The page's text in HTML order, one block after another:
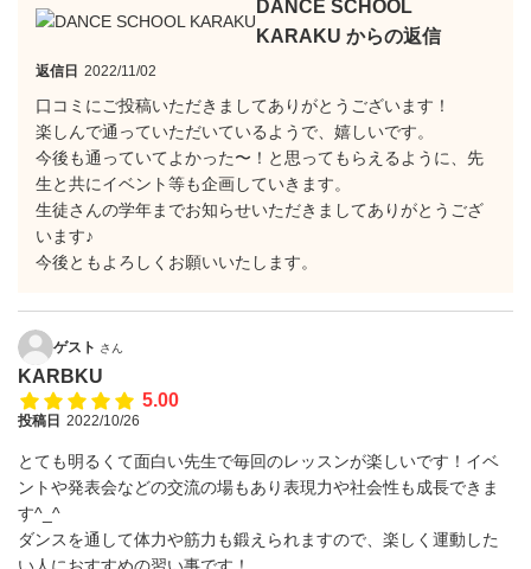
DANCE SCHOOL
KARAKU からの返信
返信日 2022/11/02
口コミにご投稿いただきましてありがとうございます！
楽しんで通っていただいているようで、嬉しいです。
今後も通っていてよかった〜！と思ってもらえるように、先
生と共にイベント等も企画していきます。
生徒さんの学年までお知らせいただきましてありがとうござ
います♪
今後ともよろしくお願いいたします。
ゲスト さん
KARBKU
5.00
投稿日 2022/10/26
とても明るくて面白い先生で毎回のレッスンが楽しいです！イベ
ントや発表会などの交流の場もあり表現力や社会性も成長できま
す^_^
ダンスを通して体力や筋力も鍛えられますので、楽しく運動した